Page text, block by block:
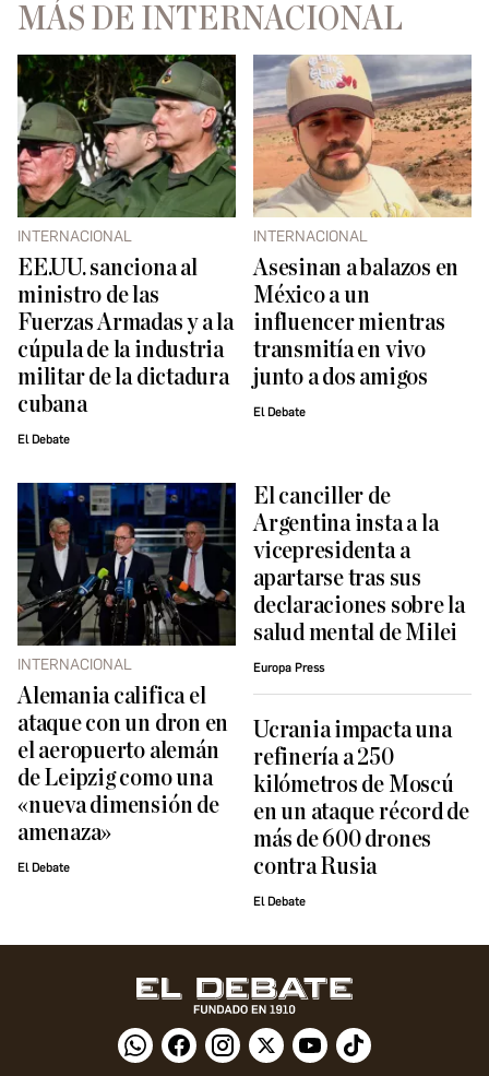
MÁS DE INTERNACIONAL
INTERNACIONAL
EE.UU. sanciona al
ministro de las
Fuerzas Armadas y a la
cúpula de la industria
militar de la dictadura
cubana
El Debate
INTERNACIONAL
Asesinan a balazos en
México a un
influencer mientras
transmitía en vivo
junto a dos amigos
El Debate
INTERNACIONAL
Alemania califica el
ataque con un dron en
el aeropuerto alemán
de Leipzig como una
«nueva dimensión de
amenaza»
El Debate
El canciller de
Argentina insta a la
vicepresidenta a
apartarse tras sus
declaraciones sobre la
salud mental de Milei
Europa Press
Ucrania impacta una
refinería a 250
kilómetros de Moscú
en un ataque récord de
más de 600 drones
contra Rusia
El Debate